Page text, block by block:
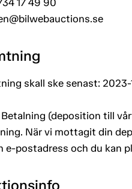
skall ske senast: 2023-
Betalning (deposition till
När vi mottagit din
e-postadress och du kan